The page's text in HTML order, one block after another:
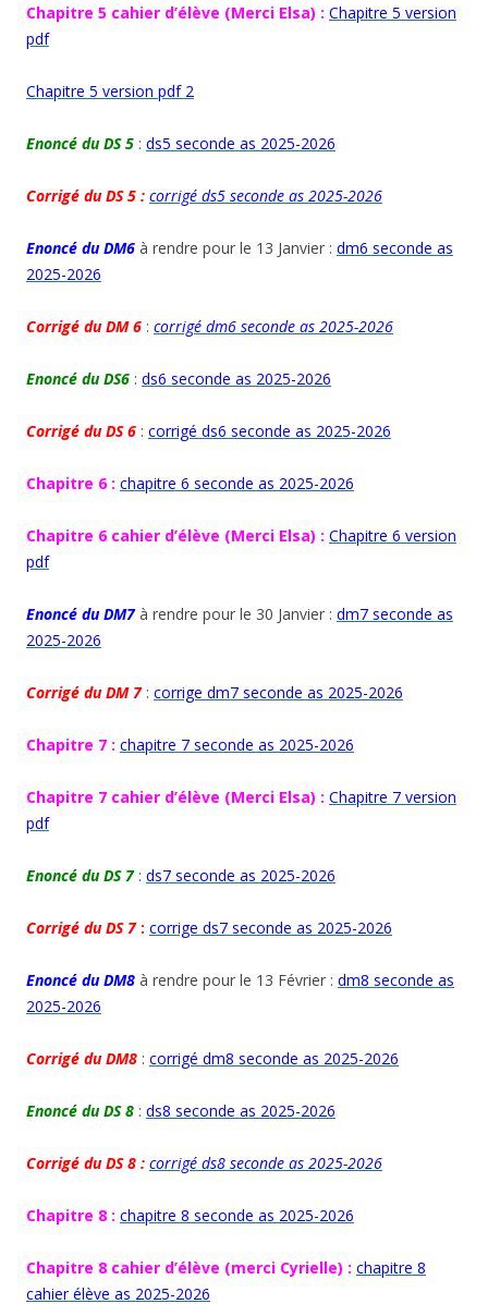
Chapitre 5 cahier d’élève (Merci Elsa) : Chapitre 5 version
pdf
Chapitre 5 version pdf 2
Enoncé du DS 5 : ds5 seconde as 2025-2026
Corrigé du DS 5 : corrigé ds5 seconde as 2025-2026
Enoncé du DM6 à rendre pour le 13 Janvier : dm6 seconde as
2025-2026
Corrigé du DM 6 : corrigé dm6 seconde as 2025-2026
Enoncé du DS6 : ds6 seconde as 2025-2026
Corrigé du DS 6 : corrigé ds6 seconde as 2025-2026
Chapitre 6 : chapitre 6 seconde as 2025-2026
Chapitre 6 cahier d’élève (Merci Elsa) : Chapitre 6 version
pdf
Enoncé du DM7à rendre pour le 30 Janvier : dm7 seconde as
2025-2026
Corrigé du DM 7 : corrige dm7 seconde as 2025-2026
Chapitre 7 : chapitre 7 seconde as 2025-2026
Chapitre 7 cahier d’élève (Merci Elsa) : Chapitre 7 version
pdf
Enoncé du DS 7: ds7 seconde as 2025-2026
Corrigé du DS 7: corrige ds7 seconde as 2025-2026
Enoncé du DM8 à rendre pour le 13 Février : dm8 seconde as
2025-2026
Corrigé du DM8 : corrigé dm8 seconde as 2025-2026
Enoncé du DS 8 : ds8 seconde as 2025-2026
Corrigé du DS 8 : corrigé ds8 seconde as 2025-2026
Chapitre 8 : chapitre 8 seconde as 2025-2026
Chapitre 8 cahier d’élève (merci Cyrielle) : chapitre 8
cahier élève as 2025-2026